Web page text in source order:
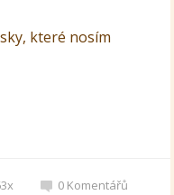
které nosím
0 Komentářů